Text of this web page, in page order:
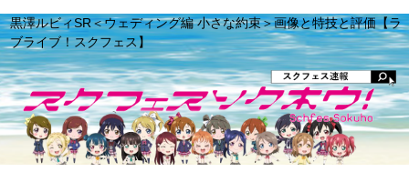
黒澤ルビィSR＜ウェディング編 小さな約束＞画像と特技と評価【ラ
ブライブ！スクフェス】